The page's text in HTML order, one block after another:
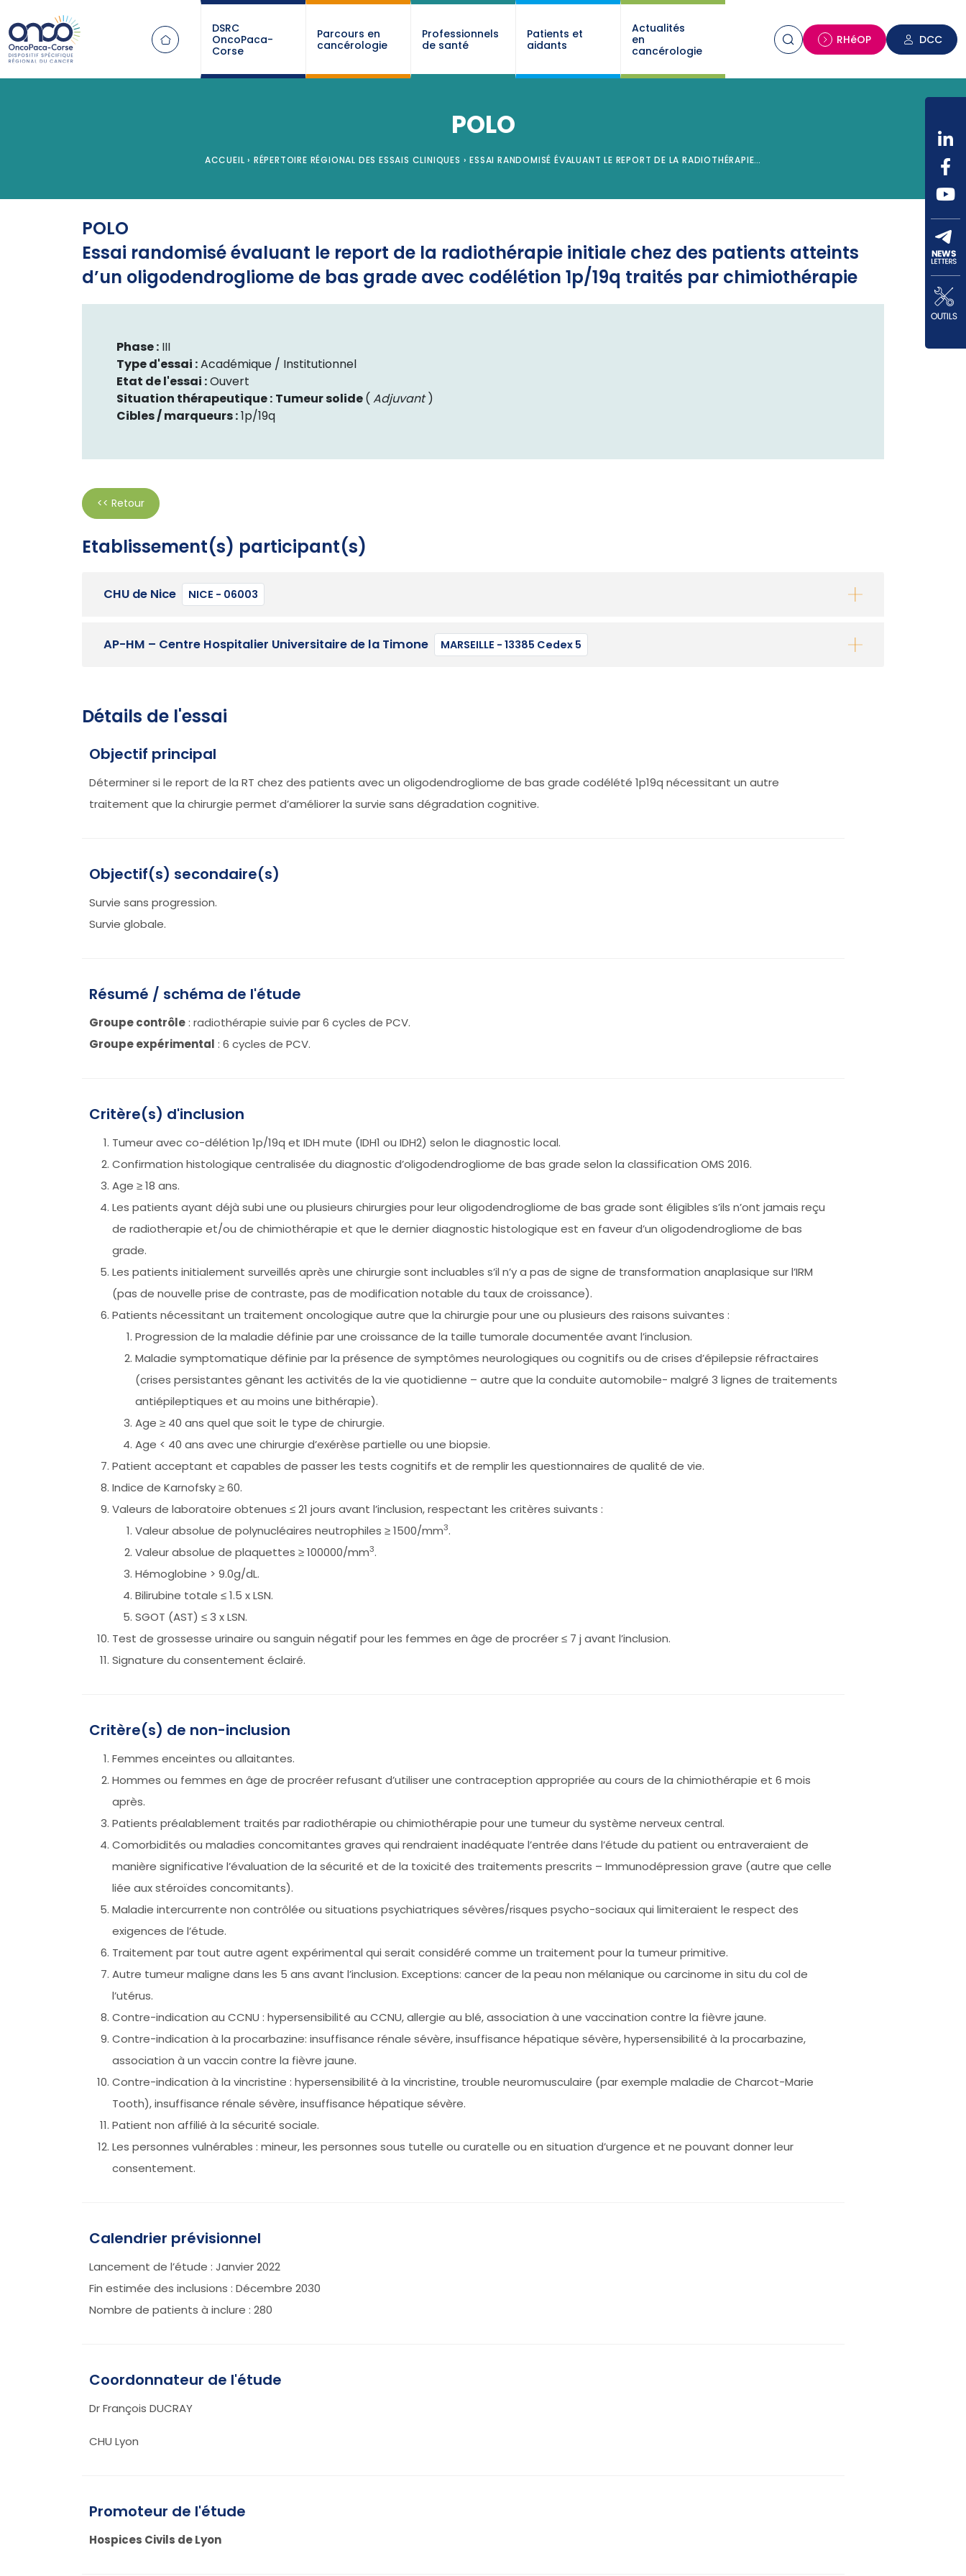
DSRC
OncoPaca-
Corse
Parcours en
cancérologie
Professionnels
de santé
Patients et
aidants
Actualités
en
cancérologie
RHéOP DCC
POLO
ACCUEIL › RÉPERTOIRE RÉGIONAL DES ESSAIS CLINIQUES › ESSAI RANDOMISÉ ÉVALUANT LE REPORT DE LA RADIOTHÉRAPIE…
POLO
Essai randomisé évaluant le report de la radiothérapie initiale chez des patients atteints
d’un oligodendrogliome de bas grade avec codélétion 1p/19q traités par chimiothérapie
Phase : III
Type d'essai :Académique / Institutionnel
Etat de l'essai :Ouvert
Situation thérapeutique : Tumeur solide( Adjuvant)
Cibles / marqueurs :1p/19q
<< Retour
Etablissement(s) participant(s)
CHU de Nice NICE - 06003
AP-HM – Centre Hospitalier Universitaire de la Timone MARSEILLE - 13385 Cedex 5
Détails de l'essai
Objectif principal
Déterminer si le report de la RT chez des patients avec un oligodendrogliome de bas grade codélété 1p19q nécessitant un autre
traitement que la chirurgie permet d’améliorer la survie sans dégradation cognitive.
Objectif(s) secondaire(s)
Survie sans progression.
Survie globale.
Résumé / schéma de l'étude
Groupe contrôle: radiothérapie suivie par 6 cycles de PCV.
Groupe expérimental : 6 cycles de PCV.
Critère(s) d'inclusion
Tumeur avec co-délétion 1p/19q et IDH mute (IDH1 ou IDH2) selon le diagnostic local.
Confirmation histologique centralisée du diagnostic d’oligodendrogliome de bas grade selon la classification OMS 2016.
Age ≥ 18 ans.
Les patients ayant déjà subi une ou plusieurs chirurgies pour leur oligodendrogliome de bas grade sont éligibles s’ils n’ont jamais reçu
de radiotherapie et/ou de chimiothérapie et que le dernier diagnostic histologique est en faveur d’un oligodendrogliome de bas
grade.
Les patients initialement surveillés après une chirurgie sont incluables s’il n’y a pas de signe de transformation anaplasique sur l’IRM
(pas de nouvelle prise de contraste, pas de modification notable du taux de croissance).
Patients nécessitant un traitement oncologique autre que la chirurgie pour une ou plusieurs des raisons suivantes :
Progression de la maladie définie par une croissance de la taille tumorale documentée avant l’inclusion.
Maladie symptomatique définie par la présence de symptômes neurologiques ou cognitifs ou de crises d’épilepsie réfractaires
(crises persistantes gênant les activités de la vie quotidienne – autre que la conduite automobile- malgré 3 lignes de traitements
antiépileptiques et au moins une bithérapie).
Age ≥ 40 ans quel que soit le type de chirurgie.
Age < 40 ans avec une chirurgie d’exérèse partielle ou une biopsie.
Patient acceptant et capables de passer les tests cognitifs et de remplir les questionnaires de qualité de vie.
Indice de Karnofsky ≥ 60.
Valeurs de laboratoire obtenues ≤ 21 jours avant l’inclusion, respectant les critères suivants :
Valeur absolue de polynucléaires neutrophiles ≥ 1500/mm3.
Valeur absolue de plaquettes ≥ 100000/mm3.
Hémoglobine > 9.0g/dL.
Bilirubine totale ≤ 1.5 x LSN.
SGOT (AST) ≤ 3 x LSN.
Test de grossesse urinaire ou sanguin négatif pour les femmes en âge de procréer ≤ 7 j avant l’inclusion.
Signature du consentement éclairé.
Critère(s) de non-inclusion
Femmes enceintes ou allaitantes.
Hommes ou femmes en âge de procréer refusant d’utiliser une contraception appropriée au cours de la chimiothérapie et 6 mois
après.
Patients préalablement traités par radiothérapie ou chimiothérapie pour une tumeur du système nerveux central.
Comorbidités ou maladies concomitantes graves qui rendraient inadéquate l’entrée dans l’étude du patient ou entraveraient de
manière significative l’évaluation de la sécurité et de la toxicité des traitements prescrits – Immunodépression grave (autre que celle
liée aux stéroïdes concomitants).
Maladie intercurrente non contrôlée ou situations psychiatriques sévères/risques psycho-sociaux qui limiteraient le respect des
exigences de l’étude.
Traitement par tout autre agent expérimental qui serait considéré comme un traitement pour la tumeur primitive.
Autre tumeur maligne dans les 5 ans avant l’inclusion. Exceptions: cancer de la peau non mélanique ou carcinome in situ du col de
l’utérus.
Contre-indication au CCNU : hypersensibilité au CCNU, allergie au blé, association à une vaccination contre la fièvre jaune.
Contre-indication à la procarbazine: insuffisance rénale sévère, insuffisance hépatique sévère, hypersensibilité à la procarbazine,
association à un vaccin contre la fièvre jaune.
Contre-indication à la vincristine : hypersensibilité à la vincristine, trouble neuromusculaire (par exemple maladie de Charcot-Marie
Tooth), insuffisance rénale sévère, insuffisance hépatique sévère.
Patient non affilié à la sécurité sociale.
Les personnes vulnérables : mineur, les personnes sous tutelle ou curatelle ou en situation d’urgence et ne pouvant donner leur
consentement.
Calendrier prévisionnel
Lancement de l’étude : Janvier 2022
Fin estimée des inclusions : Décembre 2030
Nombre de patients à inclure : 280
Coordonnateur de l'étude
Dr François DUCRAY
CHU Lyon
Promoteur de l'étude
Hospices Civils de Lyon